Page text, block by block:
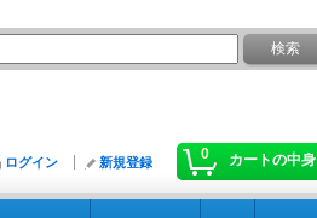
0 カートの中身
ログイン 新規登録